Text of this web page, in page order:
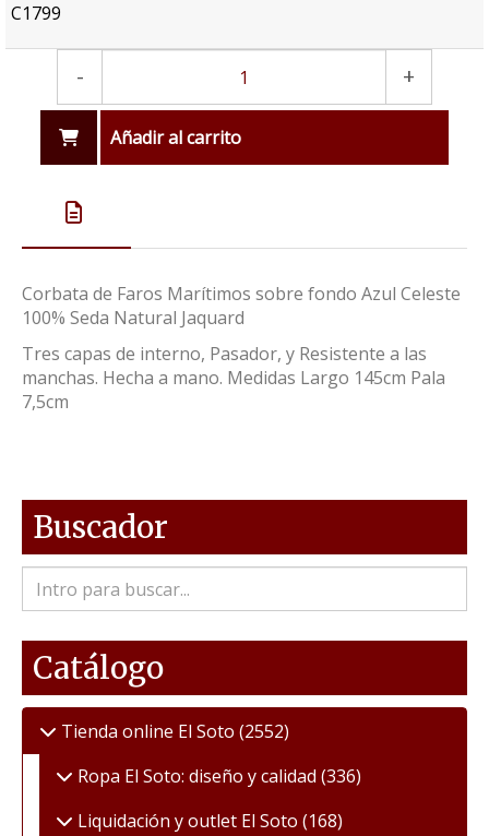
C1799
- +
Añadir al carrito
Corbata de Faros Marítimos sobre fondo Azul Celeste
100% Seda Natural Jaquard
Tres capas de interno, Pasador, y Resistente a las
manchas. Hecha a mano. Medidas Largo 145cm Pala
7,5cm
Buscador
Catálogo
Tienda online El Soto (2552)
Ropa El Soto: diseño y calidad (336)
Liquidación y outlet El Soto (168)